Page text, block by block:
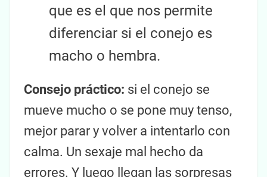
que es el que nos permite
diferenciar si el conejo es
macho o hembra.
Consejo práctico: si el conejo se
mueve mucho o se pone muy tenso,
mejor parar y volver a intentarlo con
calma. Un sexaje mal hecho da
errores. Y luego llegan las sorpresas